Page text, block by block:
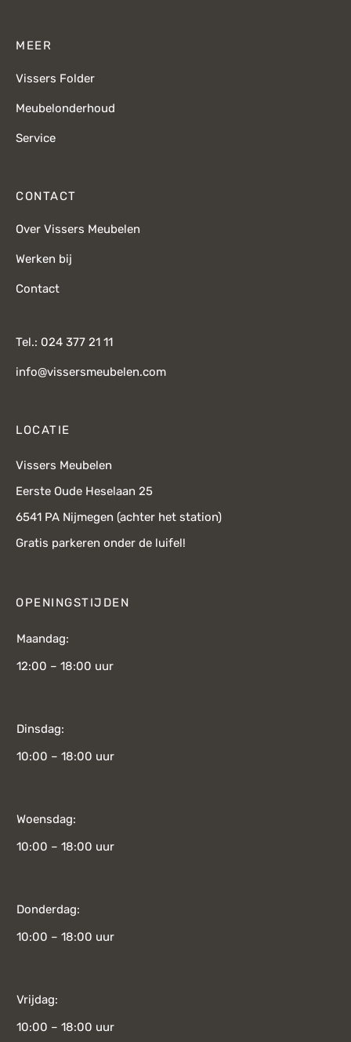
MEER
Vissers Folder
Meubelonderhoud
Service
CONTACT
Over Vissers Meubelen
Werken bij
Contact
Tel.: 024 377 21 11
info@vissersmeubelen.com
LOCATIE
Vissers Meubelen
Eerste Oude Heselaan 25
6541 PA Nijmegen (achter het station)
Gratis parkeren onder de luifel!
OPENINGSTIJDEN
Maandag:
12:00 – 18:00 uur
Dinsdag:
10:00 – 18:00 uur
Woensdag:
10:00 – 18:00 uur
Donderdag:
10:00 – 18:00 uur
Vrijdag:
10:00 – 18:00 uur